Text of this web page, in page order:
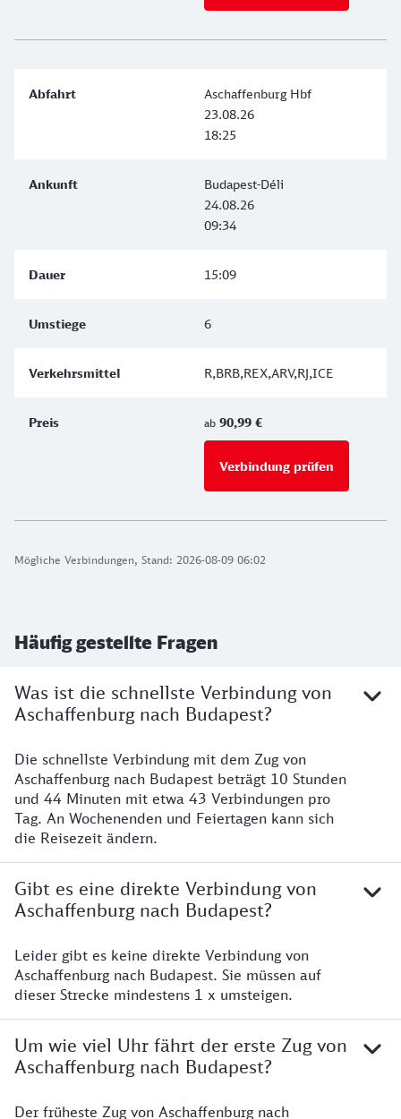
Mögliche Verbindungen, Stand: 2026-08-09 06:02
Aschaffenburg Hbf
23.08.26
18:25
Budapest-Déli
24.08.26
09:34
15:09
6
R,BRB,REX,ARV,RJ,ICE
ab 90,99 €
Verbindung prüfen
Häufig gestellte Fragen
Was ist die schnellste Verbindung von
Aschaffenburg nach Budapest?
Die schnellste Verbindung mit dem Zug von
Aschaffenburg nach Budapest beträgt 10 Stunden
und 44 Minuten mit etwa 43 Verbindungen pro
Tag. An Wochenenden und Feiertagen kann sich
die Reisezeit ändern.
Gibt es eine direkte Verbindung von
Aschaffenburg nach Budapest?
Leider gibt es keine direkte Verbindung von
Aschaffenburg nach Budapest. Sie müssen auf
dieser Strecke mindestens 1 x umsteigen.
Um wie viel Uhr fährt der erste Zug von
Aschaffenburg nach Budapest?
Der früheste Zug von Aschaffenburg nach